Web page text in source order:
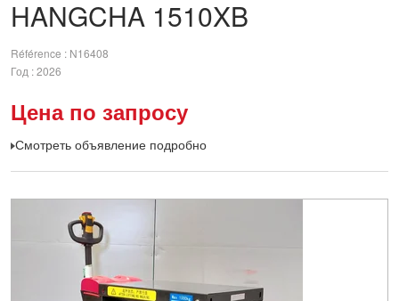
HANGCHA 1510XB
Référence
N16408
Год 2026
Цена по запросу
Смотреть объявление подробно